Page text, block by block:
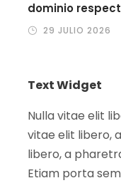
dominio
29 JULIO 2026
Text Widget
Nulla vitae elit
vitae elit libero,
libero, a
Etiam porta